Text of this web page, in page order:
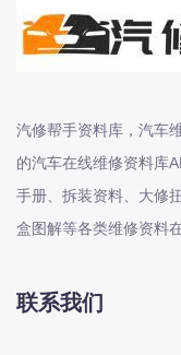
东风风度
大乘
大众-一汽大众
大众-上汽大众
大众-江淮大众
大力牛魔王
汽修帮手资料库，汽车
的汽车在线维修资料库
手册、拆装资料、大修
盒图解等各类维修资料
联系我们